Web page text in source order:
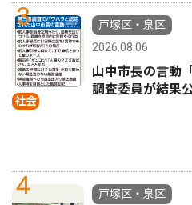
3
社会
戸塚区・泉区
2026.08.06
山中市長の言動
調査委員が結果
4
戸塚区・泉区